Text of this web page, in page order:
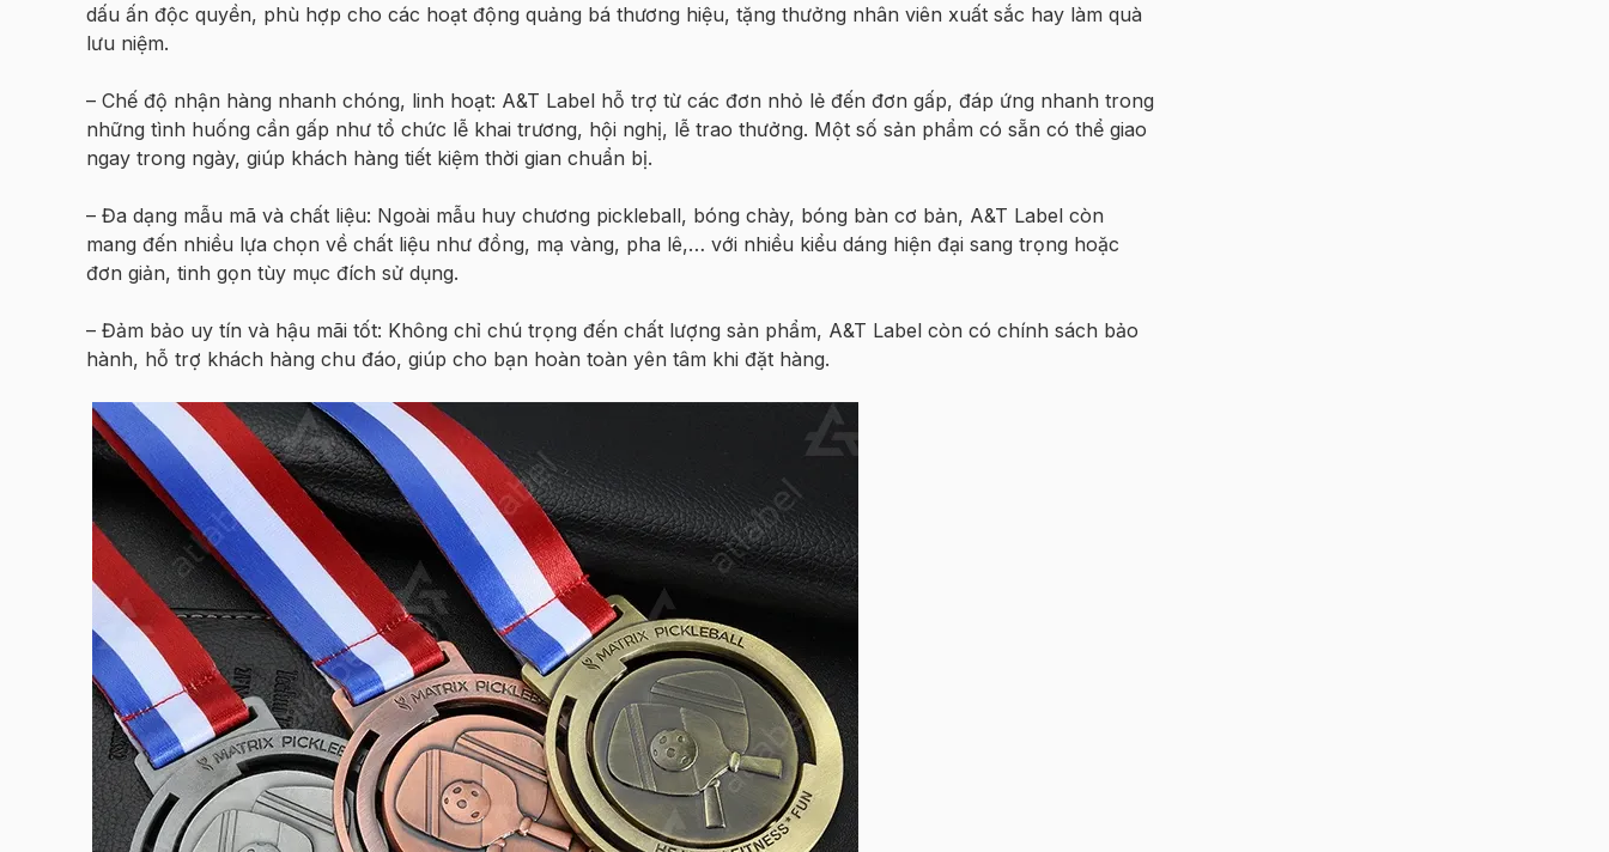
dấu ấn độc quyền, phù hợp cho các hoạt động quảng bá thương hiệu, tặng thưởng nhân viên xuất sắc hay làm quà
lưu niệm.
– Chế độ nhận hàng nhanh chóng, linh hoạt: A&T Label hỗ trợ từ các đơn nhỏ lẻ đến đơn gấp, đáp ứng nhanh trong
những tình huống cần gấp như tổ chức lễ khai trương, hội nghị, lễ trao thưởng. Một số sản phẩm có sẵn có thể giao
ngay trong ngày, giúp khách hàng tiết kiệm thời gian chuẩn bị.
– Đa dạng mẫu mã và chất liệu: Ngoài mẫu huy chương pickleball, bóng chày, bóng bàn cơ bản, A&T Label còn
mang đến nhiều lựa chọn về chất liệu như đồng, mạ vàng, pha lê,… với nhiều kiểu dáng hiện đại sang trọng hoặc
đơn giản, tinh gọn tùy mục đích sử dụng.
– Đảm bảo uy tín và hậu mãi tốt: Không chỉ chú trọng đến chất lượng sản phẩm, A&T Label còn có chính sách bảo
hành, hỗ trợ khách hàng chu đáo, giúp cho bạn hoàn toàn yên tâm khi đặt hàng.